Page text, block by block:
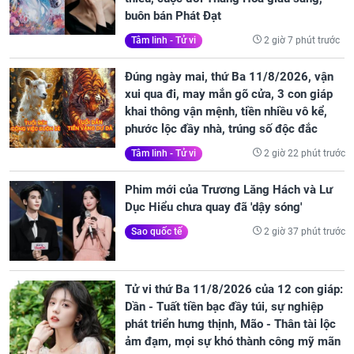
buôn bán Phát Đạt
Tâm linh - Tử vi 2 giờ 7 phút trước
Đúng ngày mai, thứ Ba 11/8/2026, vận
xui qua đi, may mắn gõ cửa, 3 con giáp
khai thông vận mệnh, tiền nhiều vô kể,
phước lộc đầy nhà, trúng số độc đắc
Tâm linh - Tử vi 2 giờ 22 phút trước
Phim mới của Trương Lăng Hách và Lư
Dục Hiểu chưa quay đã 'dậy sóng'
Sao quốc tế 2 giờ 37 phút trước
Tử vi thứ Ba 11/8/2026 của 12 con giáp:
Dần - Tuất tiền bạc đầy túi, sự nghiệp
phát triển hưng thịnh, Mão - Thân tài lộc
ảm đạm, mọi sự khó thành công mỹ mãn